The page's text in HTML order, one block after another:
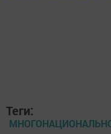
Теги: